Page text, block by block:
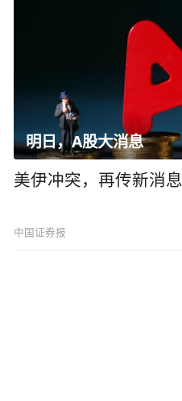
明日，A股大消息
美伊冲突，再传新消息
中国证券报